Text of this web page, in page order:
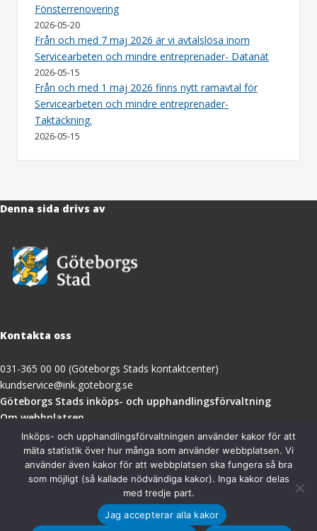
Fönsterrenovering
2026-05-20
Från och med 7 maj 2026 är vi avtalslösa inom
Servicearbeten och mindre entreprenader- Datanät
2026-05-15
Från och med 1 maj 2026 finns nytt ramavtal för
Servicearbeten och mindre entreprenader-
Taktäckning.
2026-05-15
Denna sida drivs av
Kontakta oss
031-365 00 00 (Göteborgs Stads kontaktcenter)
kundservice@ink.goteborg.se
Göteborgs Stads inköps- och upphandlingsförvaltning(öppnas
nytt
fönster)
Om webbplatsen
Tillgänglighetsredogörelse
Besöksadress
Göteborgs Stads inköps- och upphandlingsförvaltning
Inköps- och upphandlingsförvaltningen använder kakor för att
mäta statistik över hur många som använder webbplatsen. Vi
använder även kakor för att webbplatsen ska fungera så bra
som möjligt (så kallade nödvändiga kakor). Inga kakor delas
med tredje part.
Jag accepterar alla kakor